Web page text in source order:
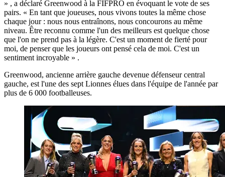
» , a déclaré Greenwood à la FIFPRO en évoquant le vote de ses
pairs. « En tant que joueuses, nous vivons toutes la même chose
chaque jour : nous nous entraînons, nous concourons au même
niveau. Être reconnu comme l'un des meilleurs est quelque chose
que l'on ne prend pas à la légère. C'est un moment de fierté pour
moi, de penser que les joueurs ont pensé cela de moi. C'est un
sentiment incroyable » .
Greenwood, ancienne arrière gauche devenue défenseur central
gauche, est l'une des sept Lionnes élues dans l'équipe de l'année par
plus de 6 000 footballeuses.